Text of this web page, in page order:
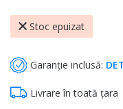
Stoc epuizat
Garanție inclusă:
Livrare în toată țara